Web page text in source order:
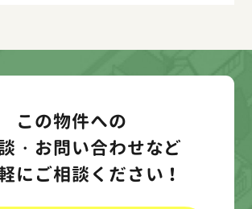
この物件への
・お問い合わせなど
にご相談ください！